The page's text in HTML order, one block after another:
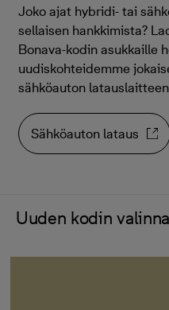
Joko ajat hybridi- tai
sellaisen hankkimista?
Bonava-kodin asukkaille
uudiskohteidemme
sähköauton
Sähköauton lataus
Uuden kodin